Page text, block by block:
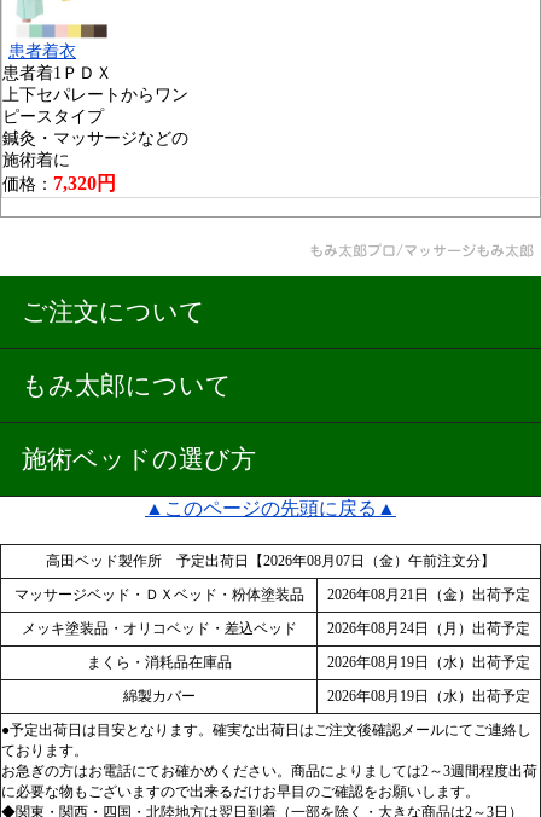
患者着衣
患者着1ＰＤＸ
上下セパレートからワン
ピースタイプ
鍼灸・マッサージなどの
施術着に
価格： 7,320円
ご注文について
もみ太郎について
施術ベッドの選び方
▲このページの先頭に戻る▲
高田ベッド製作所 予定出荷日【2026年08月07日（金）午前注文分】
マッサージベッド・ＤＸベッド・粉体塗装品
2026年08月21日（金）出荷予定
メッキ塗装品・オリコベッド・差込ベッド
2026年08月24日（月）出荷予定
まくら・消耗品在庫品
2026年08月19日（水）出荷予定
綿製カバー
2026年08月19日（水）出荷予定
●予定出荷日は目安となります。確実な出荷日はご注文後確認メールにてご連絡し
ております。
お急ぎの方はお電話にてお確かめください。商品によりましては2～3週間程度出荷
に必要な物もございますので出来るだけお早目のご確認をお願いします。
◆関東・関西・四国・北陸地方は翌日到着（一部を除く・大きな商品は2～3日）